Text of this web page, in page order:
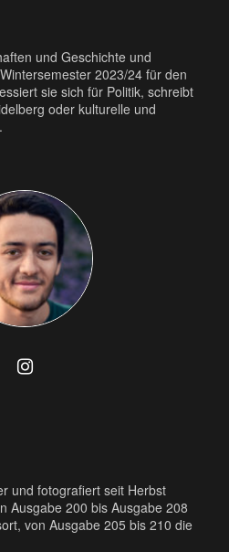
und Geschichte und
2023/24 für den
sie sich für Politik, schreibt
oder kulturelle und
und fotografiert seit Herbst
Ausgabe 200 bis Ausgabe 208
von Ausgabe 205 bis 210 die